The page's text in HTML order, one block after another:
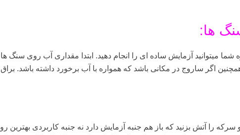
ها:
آزمایش ساده ای را انجام دهید. ابتدا مقداری آب روی سنگ ها
اگر ساروج در مکانی باشد که همواره با آب برخورد داشته باشد. براق
را آتش بزنید که باز هم جنبه آزمایش دارد نه جنبه کاربردی بهترین